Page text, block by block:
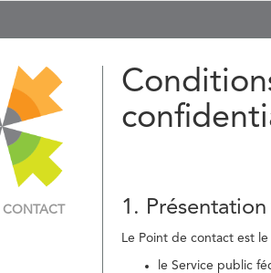
CONTACT 1.
Le Point de contact est
le Service public